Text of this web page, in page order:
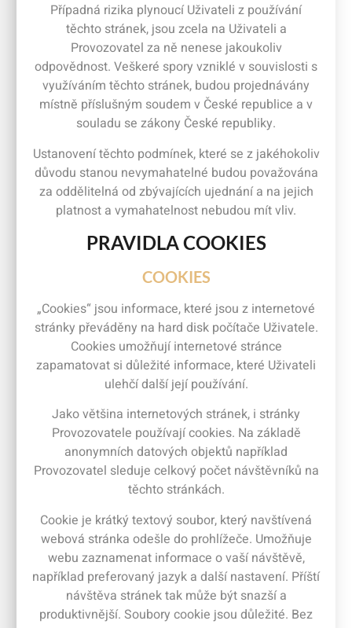
Případná rizika plynoucí Uživateli z používání
těchto stránek, jsou zcela na Uživateli a
Provozovatel za ně nenese jakoukoliv
odpovědnost. Veškeré spory vzniklé v souvislosti s
využíváním těchto stránek, budou projednávány
místně příslušným soudem v České republice a v
souladu se zákony České republiky.
Ustanovení těchto podmínek, které se z jakéhokoliv
důvodu stanou nevymahatelné budou považována
za oddělitelná od zbývajících ujednání a na jejich
platnost a vymahatelnost nebudou mít vliv.
PRAVIDLA COOKIES
COOKIES
„Cookies“ jsou informace, které jsou z internetové
stránky převáděny na hard disk počítače Uživatele.
Cookies umožňují internetové stránce
zapamatovat si důležité informace, které Uživateli
ulehčí další její používání.
Jako většina internetových stránek, i stránky
Provozovatele používají cookies. Na základě
anonymních datových objektů například
Provozovatel sleduje celkový počet návštěvníků na
těchto stránkách.
Cookie je krátký textový soubor, který navštívená
webová stránka odešle do prohlížeče. Umožňuje
webu zaznamenat informace o vaší návštěvě,
například preferovaný jazyk a další nastavení. Příští
návštěva stránek tak může být snazší a
produktivnější. Soubory cookie jsou důležité. Bez